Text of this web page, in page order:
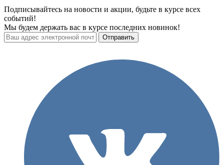
Подписывайтесь на новости и акции, будьте в курсе всех
событий!
Мы будем держать вас в курсе последних новинок!